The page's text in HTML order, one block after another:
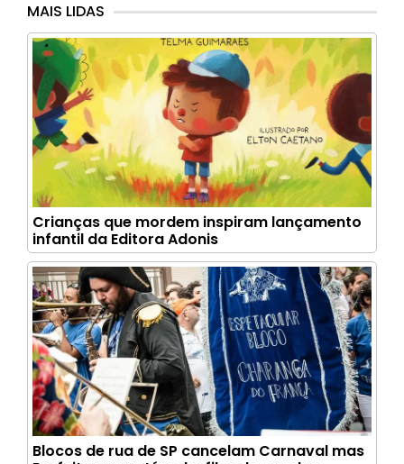
MAIS LIDAS
Crianças que mordem inspiram lançamento
infantil da Editora Adonis
Blocos de rua de SP cancelam Carnaval mas